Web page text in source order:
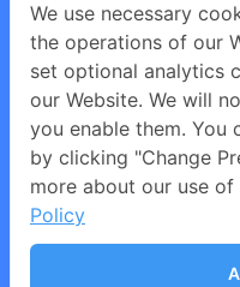
We use necessary
the operations of our
set optional analytics
our Website. We will
you enable them. You
by clicking "Change
more about our use
Policy